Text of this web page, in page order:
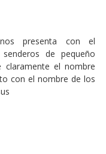
presenta con el
de pequeño
claramente el nombre
con el nombre de los